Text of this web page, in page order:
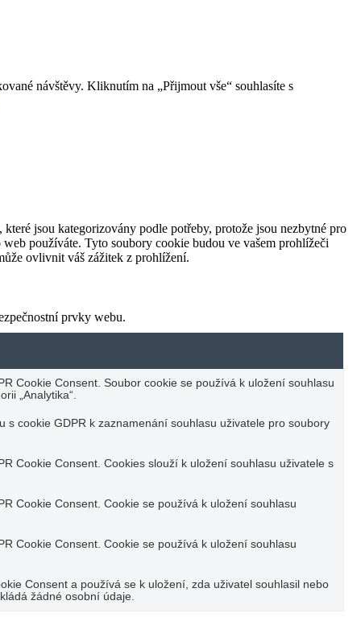
návštěvy. Kliknutím na „Přijmout vše“ souhlasíte s
jsou kategorizovány podle potřeby, protože jsou nezbytné pro
používáte. Tyto soubory cookie budou ve vašem prohlížeči
ovlivnit váš zážitek z prohlížení.
prvky webu.
Cookie Consent. Soubor cookie se používá k uložení souhlasu
„Analytika“.
s cookie GDPR k zaznamenání souhlasu uživatele pro soubory
Cookie Consent. Cookies slouží k uložení souhlasu uživatele s
Cookie Consent. Cookie se používá k uložení souhlasu
Cookie Consent. Cookie se používá k uložení souhlasu
Consent a používá se k uložení, zda uživatel souhlasil nebo
žádné osobní údaje.